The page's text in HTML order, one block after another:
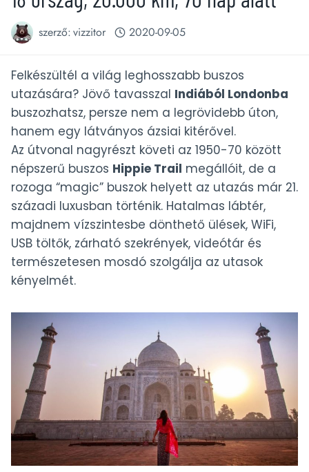
szerző:vizzitor 2020-09-05
Felkészültél a világ leghosszabb buszos
utazására? Jövő tavasszal Indiából Londonba
buszozhatsz, persze nem a legrövidebb úton,
hanem egy látványos ázsiai kitérővel.
Az útvonal nagyrészt követi az 1950-70 között
népszerű buszos Hippie Trail megállóit, de a
rozoga “magic” buszok helyett az utazás már 21.
századi luxusban történik. Hatalmas lábtér,
majdnem vízszintesbe dönthető ülések, WiFi,
USB töltők, zárható szekrények, videótár és
természetesen mosdó szolgálja az utasok
kényelmét.